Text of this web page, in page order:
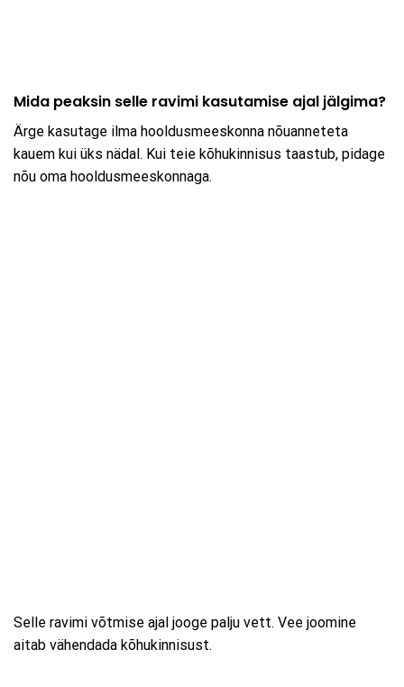
Mida peaksin selle ravimi kasutamise ajal jälgima?
Ärge kasutage ilma hooldusmeeskonna nõuanneteta
kauem kui üks nädal. Kui teie kõhukinnisus taastub, pidage
nõu oma hooldusmeeskonnaga.
Selle ravimi võtmise ajal jooge palju vett. Vee joomine
aitab vähendada kõhukinnisust.